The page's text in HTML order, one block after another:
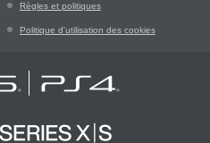
Règles et politiques
Politique d'utilisation des cookies